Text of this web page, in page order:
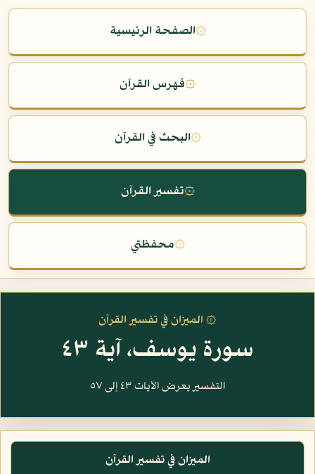
۞الصفحة الرئيسية
۞فهرس القرآن
۞البحث في القرآن
۞تفسير القرآن
۞محفظتي
۞ الميزان في تفسير القرآن
سورة يوسف، آية ٤٣
التفسير يعرض الآيات ٤٣ إلى ٥٧
الميزان في تفسير القرآن